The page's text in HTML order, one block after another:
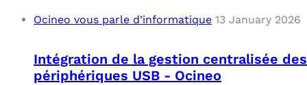
Ocineo vous parle d’informatique 13 January 2026
Intégration de la gestion centralisée des
périphériques USB - Ocineo